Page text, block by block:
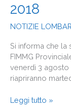
2018
NOTIZIE
Si informa che la
FIMMG
venerdì 3 agosto
riapriranno
e
Provinciale
di
chiusura
per
ferie
anno
Leggi tutto »